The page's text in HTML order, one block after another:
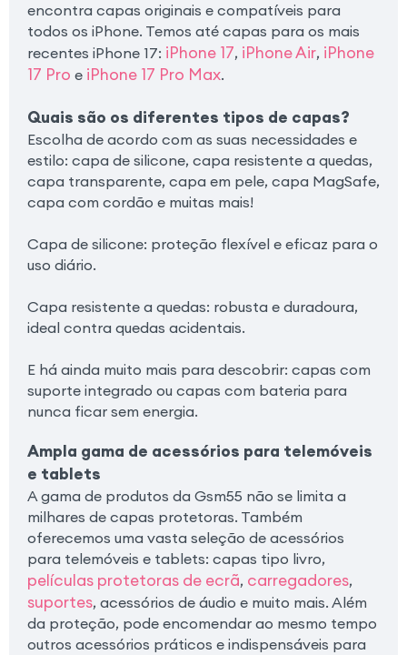
encontra capas originais e compatíveis para
todos os iPhone. Temos até capas para os mais
recentes iPhone 17: iPhone 17, iPhone Air, iPhone
17 Pro e iPhone 17 Pro Max.
Quais são os diferentes tipos de capas?
Escolha de acordo com as suas necessidades e
estilo: capa de silicone, capa resistente a quedas,
capa transparente, capa em pele, capa MagSafe,
capa com cordão e muitas mais!
Capa de silicone: proteção flexível e eficaz para o
uso diário.
Capa resistente a quedas: robusta e duradoura,
ideal contra quedas acidentais.
E há ainda muito mais para descobrir: capas com
suporte integrado ou capas com bateria para
nunca ficar sem energia.
Ampla gama de acessórios para telemóveis
e tablets
A gama de produtos da Gsm55 não se limita a
milhares de capas protetoras. Também
oferecemos uma vasta seleção de acessórios
para telemóveis e tablets: capas tipo livro,
películas protetoras de ecrã, carregadores,
suportes, acessórios de áudio e muito mais. Além
da proteção, pode encomendar ao mesmo tempo
outros acessórios práticos e indispensáveis para